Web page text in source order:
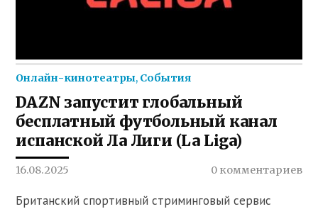
Онлайн-кинотеатры, События
DAZN запустит глобальный
бесплатный футбольный канал
испанской Ла Лиги (La Liga)
16.08.2025 0 комментариев
Британский спортивный стриминговый сервис